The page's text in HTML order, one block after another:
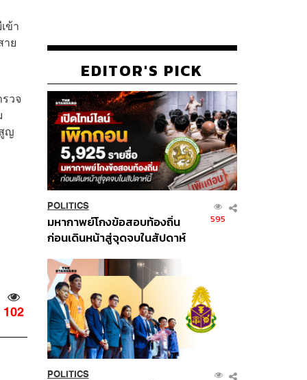
ข้า
าย
วจ
ญ
102
EDITOR'S PICK
POLITICS
มหากาพย์โกงข้อสอบท้องถิ่น
ก่อนเดินหน้าสู่จุดจบในสัปดาห์
595
POLITICS